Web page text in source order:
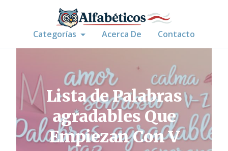
Categorías Acerca De Contacto
Lista de Palabras
agradables Que
Empiezan Con V